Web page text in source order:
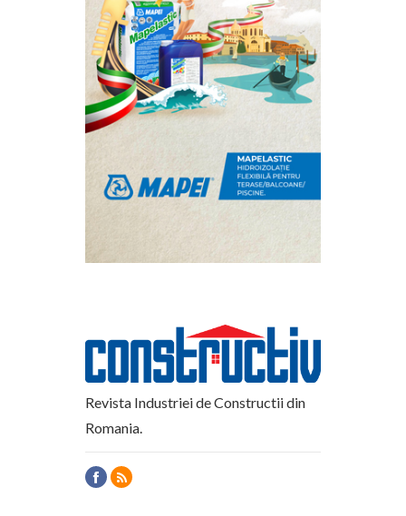
Revista Industriei de Constructii din
Romania.